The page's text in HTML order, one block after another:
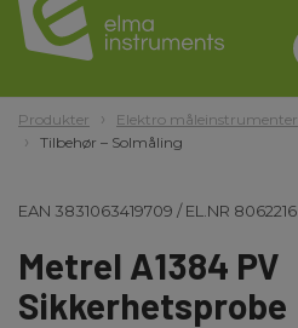
Produkter Elektro måleinstrumenter
Tilbehør – Solmåling
EAN 3831063419709 /EL.NR 8062216
Metrel A1384 PV
Sikkerhetsprobe